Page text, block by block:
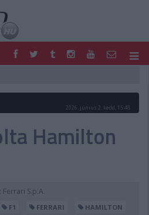
MOTOR
SHOP
2026. június 2. kedd, 15:48
Hamilton
S.p.A.
F1 FERRARI
HAMILTON